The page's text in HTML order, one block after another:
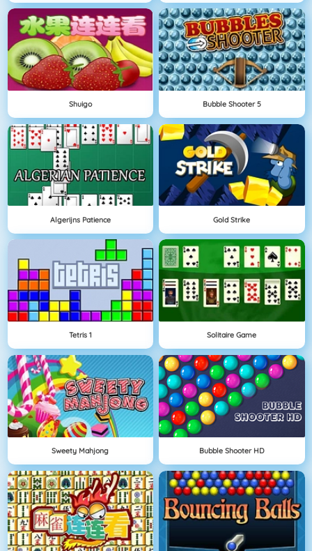
Shuigo Bubble Shooter 5
Algerijns Patience Gold Strike
Tetris 1 Solitaire Game
Sweety Mahjong Bubble Shooter HD